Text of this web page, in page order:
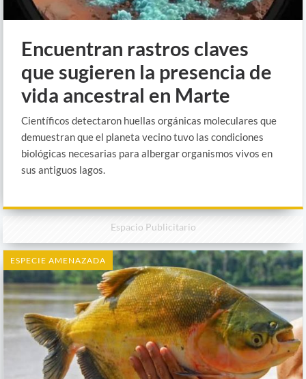
Encuentran rastros claves
que sugieren la presencia de
vida ancestral en Marte
Científicos detectaron huellas orgánicas moleculares que
demuestran que el planeta vecino tuvo las condiciones
biológicas necesarias para albergar organismos vivos en
sus antiguos lagos.
Espacio Publicitario
ESPECIE AMENAZADA